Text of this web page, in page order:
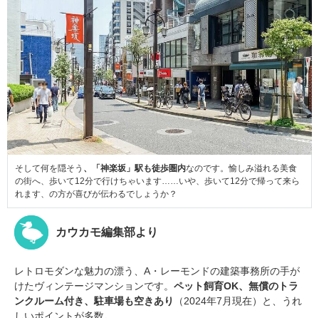
そして何を隠そう 、「神楽坂」駅も徒歩圏内なのです。愉しみ溢れる美食
の街へ、歩いて12分で行けちゃいます……いや、歩いて12分で帰って来ら
れます、の方が喜びが伝わるでしょうか？
カウカモ編集部より
レトロモダンな魅力の漂う、A・レーモンドの建築事務所の手が
けたヴィンテージマンションです。 ペット飼育OK、無償のトラ
ンクルーム付き、駐車場も空きあり
（2024年7月現在）と、うれ